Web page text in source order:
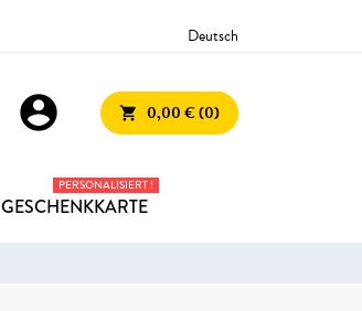
Deutsch
account_circle shopping_cart 0,00 € (0)
GESCHENKKARTE
PERSONALISIERT !